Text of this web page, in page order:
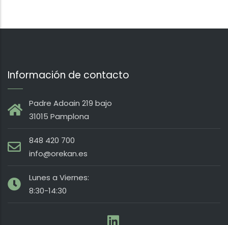
Información de contacto
Padre Adoain 219 bajo
31015 Pamplona
848 420 700
info@orekan.es
Lunes a Viernes:
8:30-14:30